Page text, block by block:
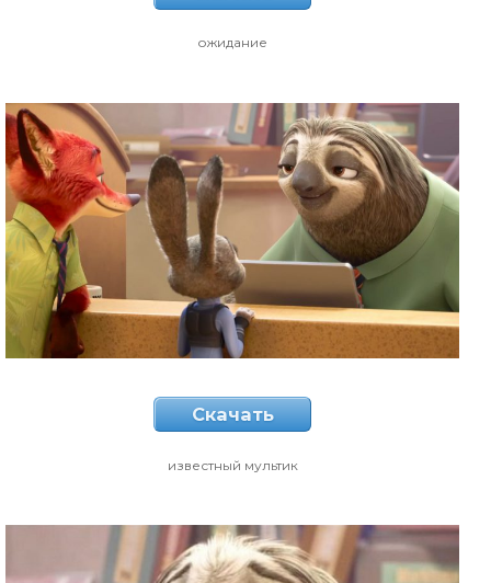
ожидание
Скачать
известный мультик